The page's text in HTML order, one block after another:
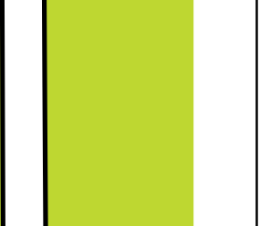
med 14 inställningar, 7 program och
effektiv rengöring.